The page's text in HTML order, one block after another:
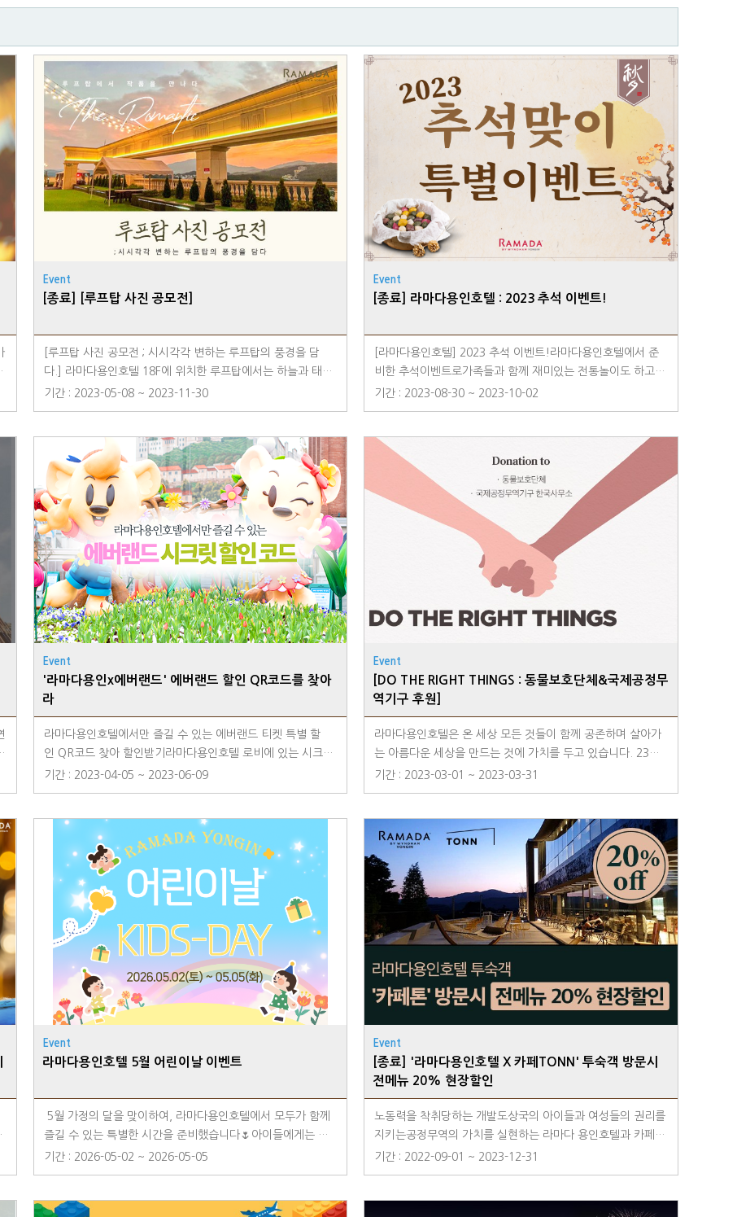
Event
[종료] [루프탑 사진 공모전]
[루프탑 사진 공모전 ; 시시각각 변하는 루프탑의 풍경을 담
다.] 라마다용인호텔 18F에 위치한 루프탑에서는 하늘과 태양,
구름과 바람이 어우러져 시시각각 변하는 풍경을 경험할 수 있
습니다. 루프탑에 올라 내가 가장 눈에 담고 싶은 장면을 촬영
박 무료숙박권(2명)을 경품으로 드립니다. 자세한 내용은 공모
전 포스터를 참고해주세요. 고객님들의 많은 참여 부탁드립니
다.
기간 : 2023-05-08 ~ 2023-11-30
Event
[종료] 라마다용인호텔 : 2023 추석 이벤트!
[라마다용인호텔] 2023 추석 이벤트!라마다용인호텔에서 준
비한 추석이벤트로가족들과 함께 재미있는 전통놀이도 하고,
국악 공연도 즐기고추석에만 즐길 수 있는 별미 음식으로 한
층 더 풍성하고 재미있는 추석을 보내보세요. 1. 국악 4중주 공
특선 조/석식 뷔페메뉴 : 송편, 모듬전, 황태찜, 통돼지 바비큐
등일시 : 9월 29일(금)~9월 30일(토) 조/석식 뷔페※ 조/석식
에 따라 메뉴가 상이할 수 있습니다.3. 루프탑 전통놀이 / 초대
형 보름달 포토존일시 : 9월 28일(목) ~10월 1일(일)장소 : 18
기간 : 2023-08-30 ~ 2023-10-02
Event
'라마다용인x에버랜드' 에버랜드 할인 QR코드를 찾아
라
라마다용인호텔에서만 즐길 수 있는 에버랜드 티켓 특별 할
인 QR코드 찾아 할인받기라마다용인호텔 로비에 있는 시크
릿 QR코드를 찾아 할인된 가격의 에버랜드 티켓을 만나보세
요.- 라마다 커플 PKG : 종일권 2인 (대/소 공통): 정상가 104,
1매 + 소인 종일권 1매: 정상가 94,000원~ 할인가 74,000
원~※ 본 프로모션은 9/1 ~ 10/31(방문일 기준)동안 진행됩
니다.※ 이용 요일에 따라 가격이 달라질 수 있습니다. 자세한
내용은 QR코드 확인 부탁드립니다. ※ 프로모선 기간 내 ID별
구매 가능 수량이 2매로 제한됩니다.※ QR코드는 라마다용인
호텔 로비에만 비치되어 있으며, 라마다용인호텔 투숙객에게
제공되는 혜택입니다.
기간 : 2023-04-05 ~ 2023-06-09
Event
[DO THE RIGHT THINGS : 동물보호단체&국제공정무
역기구 후원]
라마다용인호텔은 온 세상 모든 것들이 함께 공존하며 살아가
는 아름다운 세상을 만드는 것에 가치를 두고 있습니다. 23년
2월 고객님들이 지불하신 공정무역 커피 이용 요금과로비 모
금함에 모금된 소중한 금액 전액을 [동물보호단체]와[국제공정
한 선행을 통해 선한 영향력을 전파하도록 하겠습니다.
기간 : 2023-03-01 ~ 2023-03-31
Event
라마다용인호텔 5월 어린이날 이벤트
5월 가정의 달을 맞이하여, 라마다용인호텔에서 모두가 함께
즐길 수 있는 특별한 시간을 준비했습니다🌷아이들에게는 설
레는 추억을, 부모님께는 여유롭고 따뜻한 순간을 선물할 수
있도록 라곰이와의 만남, 벌룬 매직쇼, 키즈 피아노 공연, 다양
부터 5월 5일(화)까지, 가족 모두가 웃을 수 있는 어린이날 연
기간 : 2026-05-02 ~ 2026-05-05
Event
[종료] '라마다용인호텔 X 카페TONN' 투숙객 방문시
전메뉴 20% 현장할인
노동력을 착취당하는 개발도상국의 아이들과 여성들의 권리를
지키는공정무역의 가치를 실현하는 라마다 용인호텔과 카페T
ONN이 만났습니다.공정무역 커피 원두를 사용하여 더 의미있
고 가치있는 한 잔을 내어주는 카페 TONN카페 TONN에서 할
해보세요.** 라마다용인호텔 투숙객 '카페TONN' 방문시 전
기간 : 2022-09-01 ~ 2023-12-31